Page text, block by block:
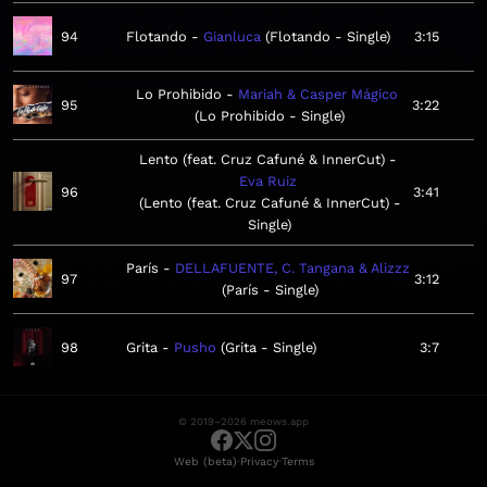
94 Flotando Gianluca Flotando - Single 3:15
95
Lo Prohibido
Mariah & Casper Mágico
Lo Prohibido - Single
3:22
96
Lento (feat. Cruz Cafuné & InnerCut)
Eva Ruiz
Lento (feat. Cruz Cafuné & InnerCut) -
Single
3:41
97
París
DELLAFUENTE, C. Tangana & Alizzz
París - Single
3:12
98 Grita Pusho Grita - Single 3:7
© 2019–2026 meows.app
Web (beta)·Privacy·Terms